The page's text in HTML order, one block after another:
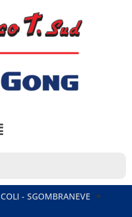
- SGOMBRANEVE